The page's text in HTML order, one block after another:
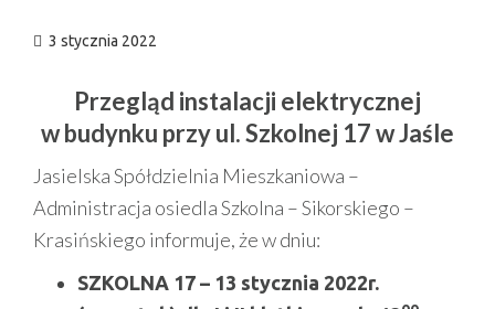
3 stycznia 2022
Przegląd instalacji elektrycznej
w budynku przy ul. Szkolnej 17 w Jaśle
Jasielska Spółdzielnia Mieszkaniowa –
Administracja osiedla Szkolna – Sikorskiego –
Krasińskiego informuje, że w dniu:
SZKOLNA 17 – 13 stycznia 2022r.